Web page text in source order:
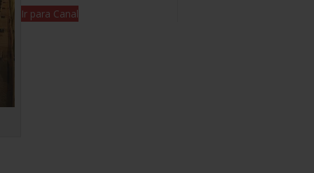
Ir para Canal